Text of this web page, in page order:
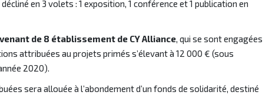
en 3 volets : 1 exposition, 1 conférence et 1 publication en
de 8 établissement de CY Alliance, qui se sont engagées
attribuées au projets primés s’élevant à 12 000 € (sous
2020).
sera allouée à l’abondement d’un fonds de solidarité, destiné